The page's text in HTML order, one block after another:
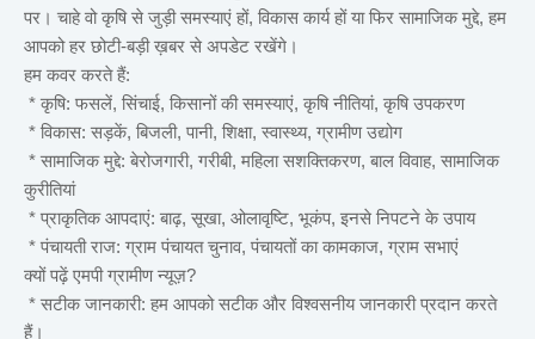
पर। चाहे वो कृषि से जुड़ी समस्याएं हों, विकास कार्य हों या फिर सामाजिक मुद्दे, हम
आपको हर छोटी-बड़ी ख़बर से अपडेट रखेंगे।
हम कवर करते हैं:
* कृषि: फसलें, सिंचाई, किसानों की समस्याएं, कृषि नीतियां, कृषि उपकरण
* विकास: सड़कें, बिजली, पानी, शिक्षा, स्वास्थ्य, ग्रामीण उद्योग
* सामाजिक मुद्दे: बेरोजगारी, गरीबी, महिला सशक्तिकरण, बाल विवाह, सामाजिक
कुरीतियां
* प्राकृतिक आपदाएं: बाढ़, सूखा, ओलावृष्टि, भूकंप, इनसे निपटने के उपाय
* पंचायती राज: ग्राम पंचायत चुनाव, पंचायतों का कामकाज, ग्राम सभाएं
क्यों पढ़ें एमपी ग्रामीण न्यूज़?
* सटीक जानकारी: हम आपको सटीक और विश्वसनीय जानकारी प्रदान करते
हैं।